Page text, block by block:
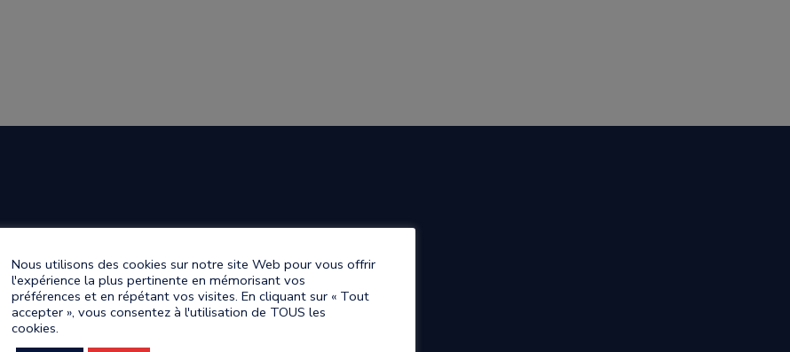
Nous utilisons des cookies sur notre site Web pour vous offrir
l'expérience la plus pertinente en mémorisant vos
préférences et en répétant vos visites. En cliquant sur « Tout
accepter », vous consentez à l'utilisation de TOUS les
cookies.